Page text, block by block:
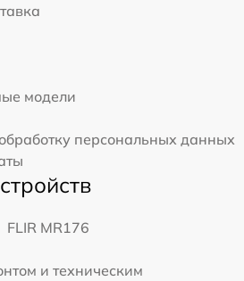
модели
персональных данных
FLIR MR176
и техническим